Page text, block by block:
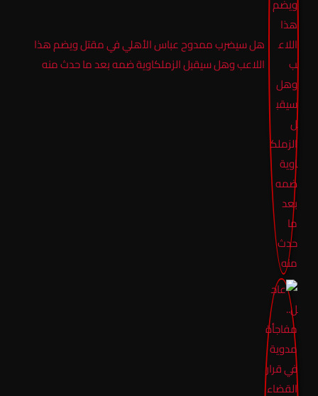
هل سيضرب ممدوح عباس الأهلي في مقتل ويضم هذا
اللاعب وهل سيقبل الزملكاوية ضمه بعد ما حدث منه